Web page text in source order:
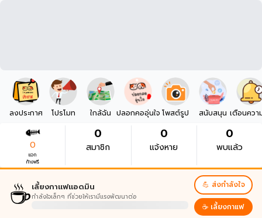
ลงประกาศ โปรโมท ใกล้ฉัน ปลอกคออุ่นใจ โพสต์รูป สนับสนุน เตือนควา
0
แจก
ก้างฟรี
0
สมาชิก
0
แจ้งหาย
0
พบแล้ว
☕เลี้ยงกาแฟแอดมิน
กำลังใจเล็กๆ ที่ช่วยให้เรามีแรงพัฒนาต่อ
💪 ส่งกำลังใจ
☕ เลี้ยงกาแฟ